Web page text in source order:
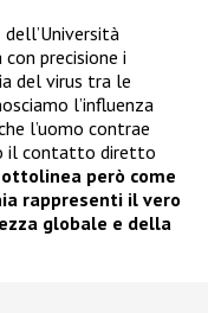
precisione i
del virus tra le
l’influenza
l’uomo contrae
il contatto diretto
però come
rappresenti il vero
globale e della